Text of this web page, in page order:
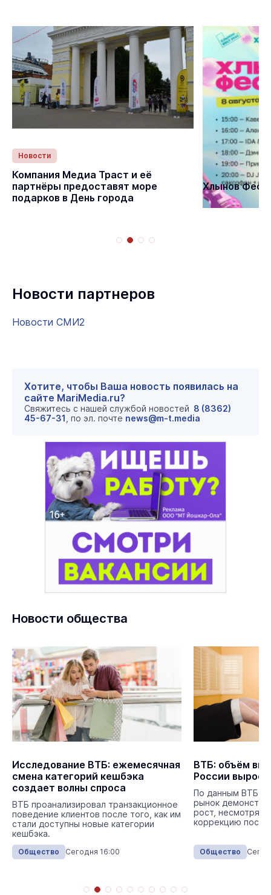
Новости
Компания Медиа Траст и её
партнёры предоставят море
подарков в День города
Статьи
Хлынов Фест
Новости партнеров
Новости СМИ2
Хотите, чтобы Ваша новость появилась на
сайте MariMedia.ru?
Свяжитесь с нашей службой новостей 8 (8362)
45-67-31 , по эл. почте news@m-t.media
Новости общества
Исследование ВТБ: ежемесячная
смена категорий кешбэка
создает волны спроса
ВТБ проанализировал транзакционное
поведение клиентов после того, как им
стали доступны новые категории
кешбэка.
Общество Сегодня 16:00
ВТБ: объём
России вырос
По данным ВТБ,
рынок
рост, несмотря
коррекцию
Общество